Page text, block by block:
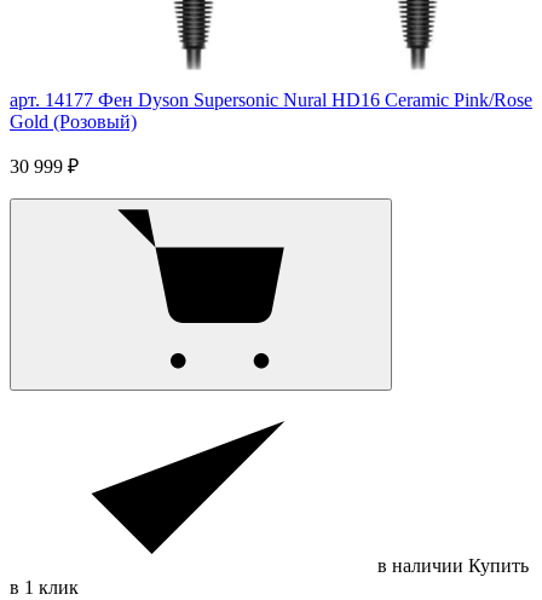
арт. 14177 Фен Dyson Supersonic Nural HD16 Ceramic Pink/Rose
Gold (Розовый)
30 999 ₽
в наличии Купить
в 1 клик